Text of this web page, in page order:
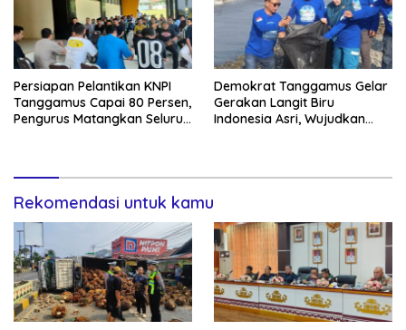
Persiapan Pelantikan KNPI
Tanggamus Capai 80 Persen,
Pengurus Matangkan Seluruh
Demokrat Tanggamus Gelar
Gerakan Langit Biru
Indonesia Asri, Wujudkan
Rekomendasi untuk kamu